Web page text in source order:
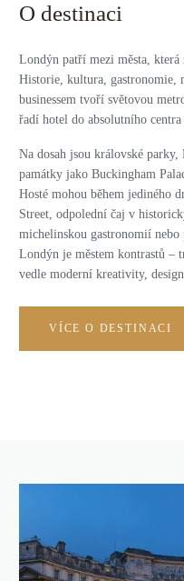
O destinaci
Londýn patří mezi města,
Historie, kultura, gastronomie,
businessem tvoří světovou
řadí hotel do absolutního
Na dosah jsou královské
památky jako Buckingham
Hosté mohou během jediného
Street, odpolední čaj v
michelinskou gastronomií
Londýn je městem kontrastů –
vedle moderní kreativity,
VÍCE O DESTINACI